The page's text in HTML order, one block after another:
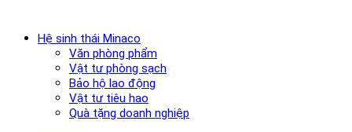
Hệ sinh thái Minaco
Văn phòng phẩm
Vật tư phòng sạch
Bảo hộ lao động
Vật tư tiêu hao
Quà tặng doanh nghiệp